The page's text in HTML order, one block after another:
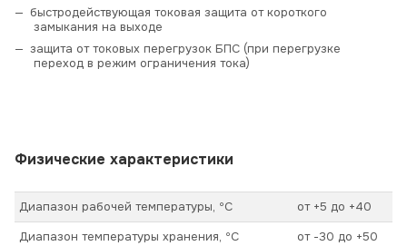
быстродействующая токовая защита от короткого
замыкания на выходе
защита от токовых перегрузок БПС (при перегрузке
переход в режим ограничения тока)
Физические характеристики
Диапазон рабочей температуры, ºС
от +5 до +40
Диапазон температуры хранения, ºС
от -30 до +50